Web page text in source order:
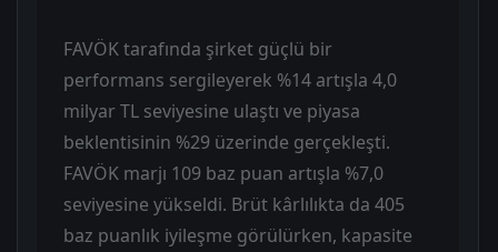
FAVÖK tarafında şirket güçlü bir
performans sergileyerek %14 artışla 4,0
milyar TL seviyesine ulaştı ve piyasa
beklentisinin %29 üzerinde gerçekleşti.
FAVÖK marjı 109 baz puan artışla %7,0
seviyesine yükseldi. Brüt kârlılıkta da 405
baz puanlık iyileşme görülürken, kapasite